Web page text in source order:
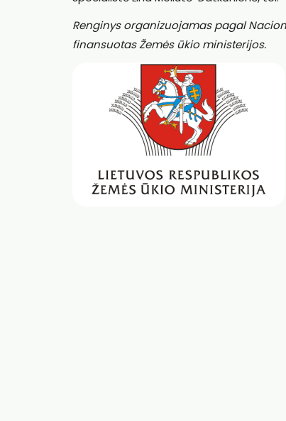
Renginys organizuojamas pagal
finansuotas Žemės ūkio ministerijos.